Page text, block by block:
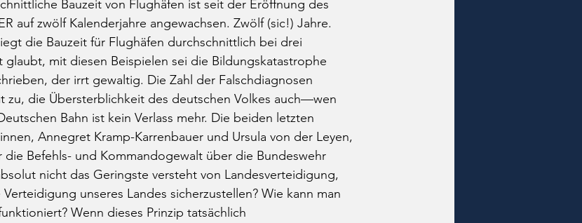
Bauzeit von Flughäfen ist seit der Eröffnung des
auf zwölf Kalenderjahre angewachsen. Zwölf (sic!) Jahre.
die Bauzeit für Flughäfen durchschnittlich bei drei
glaubt, mit diesen Beispielen sei die Bildungskatastrophe
der irrt gewaltig. Die Zahl der Falschdiagnosen
zu, die Übersterblichkeit des deutschen Volkes auch—wen
Bahn ist kein Verlass mehr. Die beiden letzten
Annegret Kramp-Karrenbauer und Ursula von der Leyen,
Befehls- und Kommandogewalt über die Bundeswehr
nicht das Geringste versteht von Landesverteidigung,
unseres Landes sicherzustellen? Wie kann man
Wenn dieses Prinzip tatsächlich